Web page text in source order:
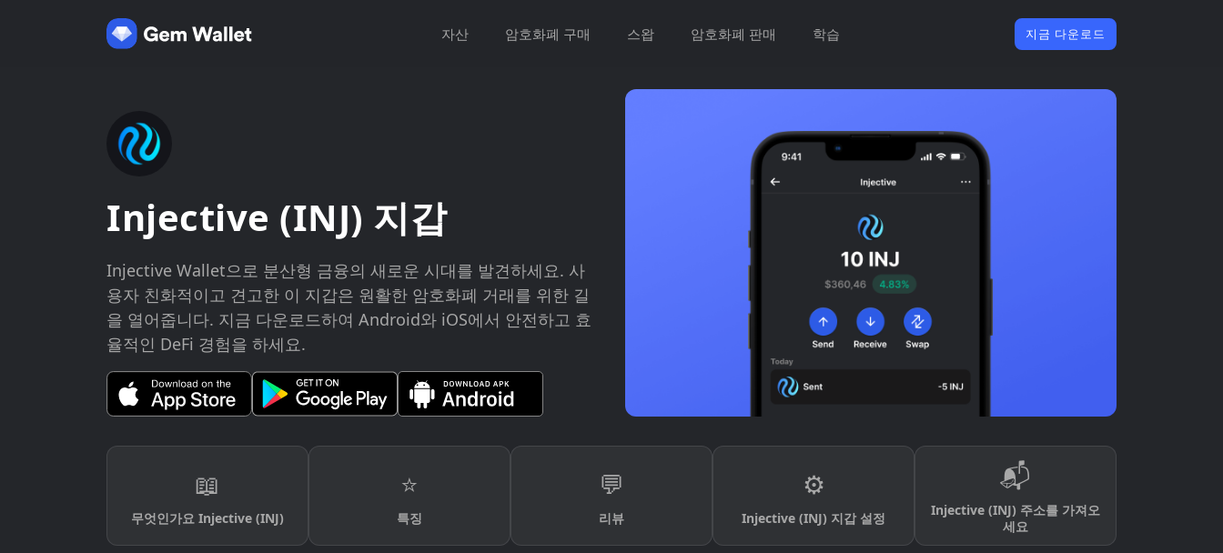
자산 암호화폐 구매 스왑 암호화폐 판매 학습 지금 다운로드
Injective (INJ) 지갑
Injective Wallet으로 분산형 금융의 새로운 시대를 발견하세요. 사
용자 친화적이고 견고한 이 지갑은 원활한 암호화폐 거래를 위한 길
을 열어줍니다. 지금 다운로드하여 Android와 iOS에서 안전하고 효
율적인 DeFi 경험을 하세요.
📖
무엇인가요 Injective (INJ)
⭐
특징
💬
리뷰
⚙️
Injective (INJ) 지갑 설정
📬
Injective (INJ) 주소를 가져오
세요